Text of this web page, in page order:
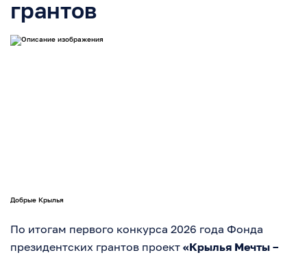
грантов
Добрые Крылья
По итогам первого конкурса 2026 года Фонда
президентских грантов проект «Крылья Мечты –